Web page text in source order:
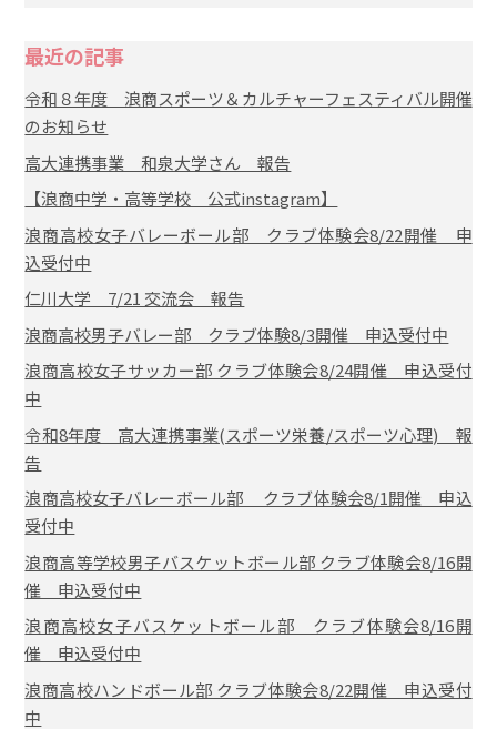
最近の記事
令和８年度 浪商スポーツ＆カルチャーフェスティバル開催
のお知らせ
高大連携事業 和泉大学さん 報告
【浪商中学・高等学校 公式instagram】
浪商高校女子バレーボール部 クラブ体験会8/22開催 申
込受付中
仁川大学 7/21 交流会 報告
浪商高校男子バレー部 クラブ体験8/3開催 申込受付中
浪商高校女子サッカー部 クラブ体験会8/24開催 申込受付
中
令和8年度 高大連携事業(スポーツ栄養/スポーツ心理) 報
告
浪商高校女子バレーボール部 クラブ体験会8/1開催 申込
受付中
浪商高等学校男子バスケットボール部 クラブ体験会8/16開
催 申込受付中
浪商高校女子バスケットボール部 クラブ体験会8/16開
催 申込受付中
浪商高校ハンドボール部 クラブ体験会8/22開催 申込受付
中